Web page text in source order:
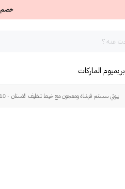
خصم 20٪ على طلبك الأول باستخدام كود NEW20
بريميوم الماركات
بيوتي سستم فرشاة ومعجون مع خيط تنظيف الاسنان - 10قطع